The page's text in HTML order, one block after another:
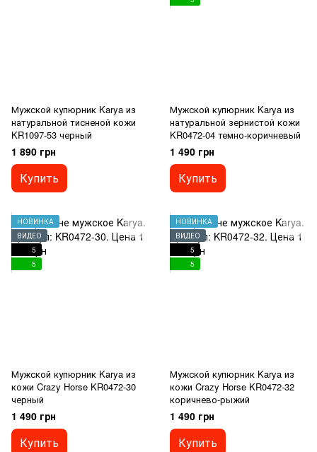
Мужской купюрник Karya из
натуральной тисненой кожи
KR1097-53 черный
1 890 грн
Купить
Мужской купюрник Karya из
натуральной зернистой кожи
KR0472-04 темно-коричневый
1 490 грн
Купить
НОВИНКА
ВИДЕО
5
5
Мужской купюрник Karya из
кожи Crazy Horse KR0472-30
черный
1 490 грн
Купить
НОВИНКА
ВИДЕО
5
5
Мужской купюрник Karya из
кожи Crazy Horse KR0472-32
коричнево-рыжий
1 490 грн
Купить